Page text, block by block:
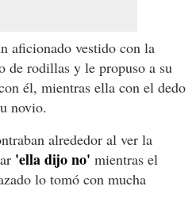
aficionado vestido con la
de rodillas y le propuso a su
él, mientras ella con el dedo
novio.
alrededor al ver la
'ella dijo no' mientras el
lo tomó con mucha